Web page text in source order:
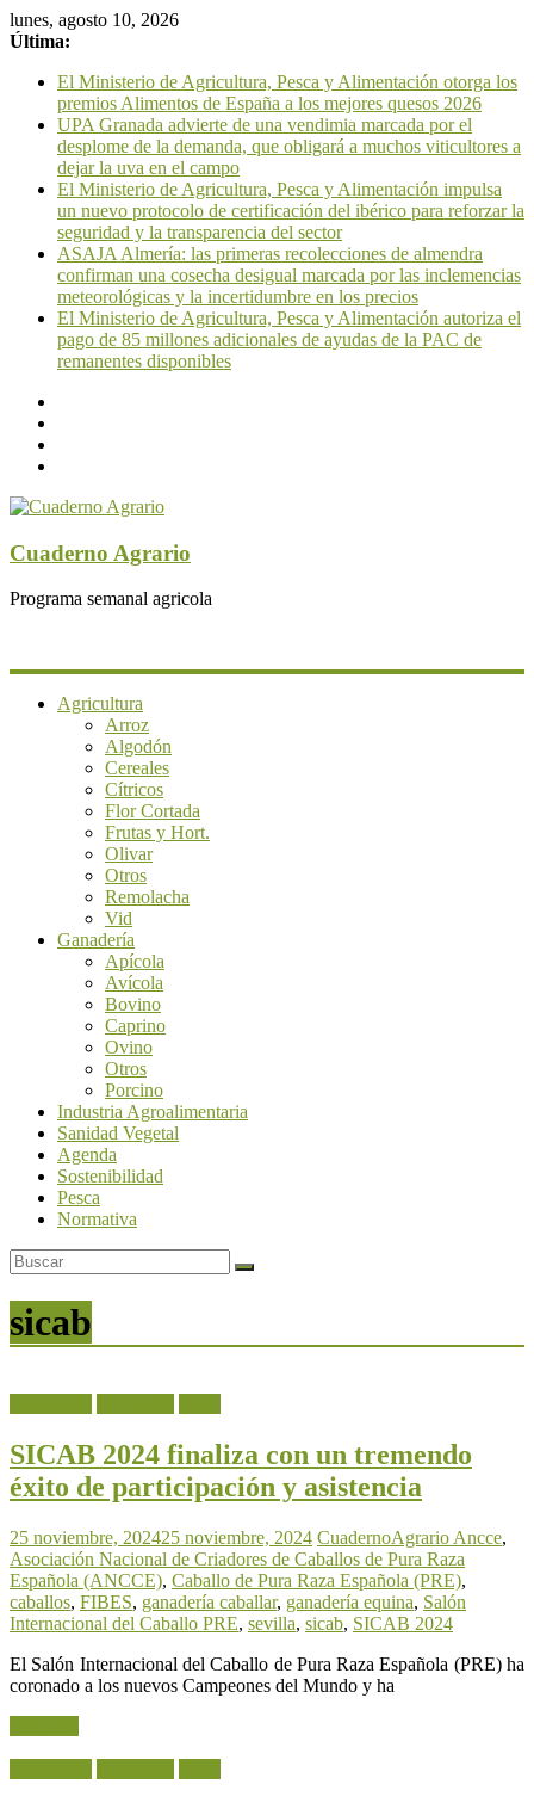
lunes, agosto 10, 2026
Última:
El Ministerio de Agricultura, Pesca y Alimentación otorga los
premios Alimentos de España a los mejores quesos 2026
UPA Granada advierte de una vendimia marcada por el
desplome de la demanda, que obligará a muchos viticultores a
dejar la uva en el campo
El Ministerio de Agricultura, Pesca y Alimentación impulsa
un nuevo protocolo de certificación del ibérico para reforzar la
seguridad y la transparencia del sector
ASAJA Almería: las primeras recolecciones de almendra
confirman una cosecha desigual marcada por las inclemencias
meteorológicas y la incertidumbre en los precios
El Ministerio de Agricultura, Pesca y Alimentación autoriza el
pago de 85 millones adicionales de ayudas de la PAC de
remanentes disponibles
Cuaderno Agrario
Programa semanal agricola
Agricultura
Arroz
Algodón
Cereales
Cítricos
Flor Cortada
Frutas y Hort.
Olivar
Otros
Remolacha
Vid
Ganadería
Apícola
Avícola
Bovino
Caprino
Ovino
Otros
Porcino
Industria Agroalimentaria
Sanidad Vegetal
Agenda
Sostenibilidad
Pesca
Normativa
sicab
SICAB 2024 finaliza con un tremendo
éxito de participación y asistencia
25 noviembre, 202425 noviembre, 2024 CuadernoAgrario Ancce,
Asociación Nacional de Criadores de Caballos de Pura Raza
Española (ANCCE), Caballo de Pura Raza Española (PRE),
caballos, FIBES, ganadería caballar, ganadería equina, Salón
Internacional del Caballo PRE, sevilla, sicab, SICAB 2024
El Salón Internacional del Caballo de Pura Raza Española (PRE) ha
coronado a los nuevos Campeones del Mundo y ha